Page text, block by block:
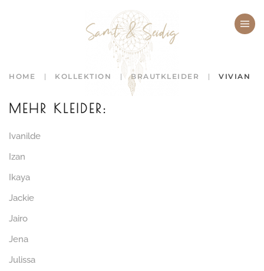
Zum Hauptinhalt springen
HOME KOLLEKTION BRAUTKLEIDER VIVIAN
MEHR KLEIDER:
Ivanilde
Izan
Ikaya
Jackie
Jairo
Jena
Julissa